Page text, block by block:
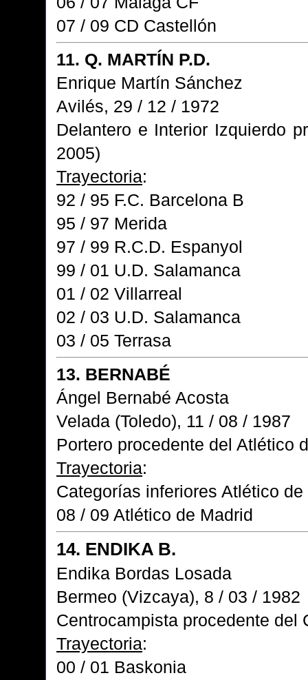
07 / 09 CD Castellón
11. Q. MARTÍN P.D.
Enrique Martín Sánchez
Avilés, 29 / 12 / 1972
Delantero e Interior Izquierdo
2005)
Trayectoria:
92 / 95 F.C. Barcelona B
95 / 97 Merida
97 / 99 R.C.D. Espanyol
99 / 01 U.D. Salamanca
01 / 02 Villarreal
02 / 03 U.D. Salamanca
03 / 05 Terrasa
13. BERNABÉ
Ángel Bernabé Acosta
Velada (Toledo), 11 / 08 / 1987
Portero procedente del Atlético
Trayectoria:
Categorías inferiores Atlético de
08 / 09 Atlético de Madrid
14. ENDIKA B.
Endika Bordas Losada
Bermeo (Vizcaya), 8 / 03 / 1982
Centrocampista procedente del
Trayectoria:
00 / 01 Baskonia